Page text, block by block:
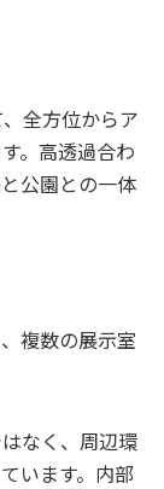
全方位からア
。高透過合わ
公園との一体
複数の展示室
なく、周辺環
います。内部